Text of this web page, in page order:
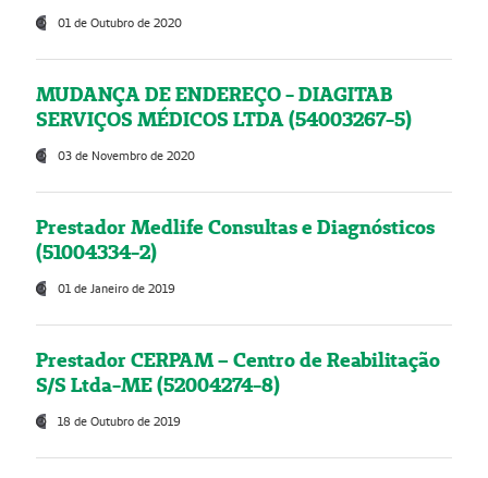
01 de Outubro de 2020
MUDANÇA DE ENDEREÇO - DIAGITAB
SERVIÇOS MÉDICOS LTDA (54003267-5)
03 de Novembro de 2020
Prestador Medlife Consultas e Diagnósticos
(51004334-2)
01 de Janeiro de 2019
Prestador CERPAM – Centro de Reabilitação
S/S Ltda-ME (52004274-8)
18 de Outubro de 2019